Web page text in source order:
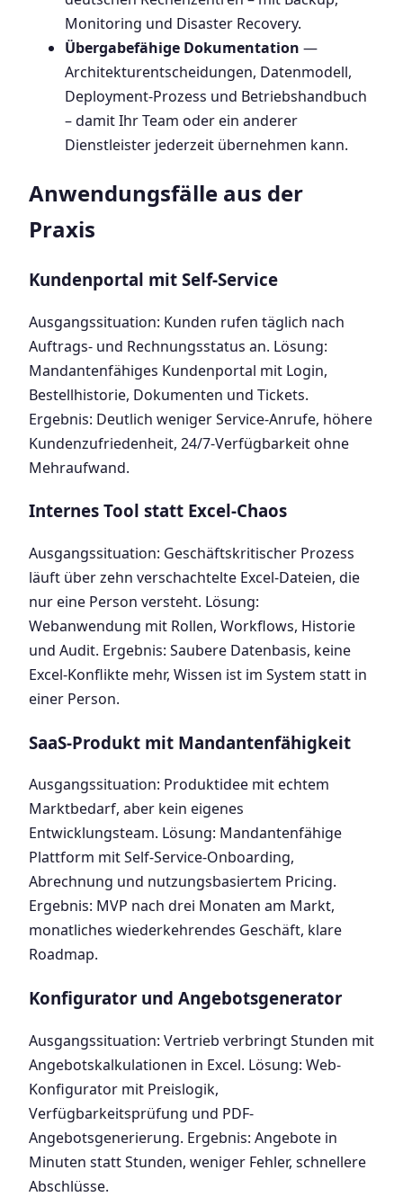
Monitoring und Disaster Recovery.
Übergabefähige Dokumentation —
Architekturentscheidungen, Datenmodell,
Deployment-Prozess und Betriebshandbuch
– damit Ihr Team oder ein anderer
Dienstleister jederzeit übernehmen kann.
Anwendungsfälle aus der
Praxis
Kundenportal mit Self-Service
Ausgangssituation: Kunden rufen täglich nach
Auftrags- und Rechnungsstatus an. Lösung:
Mandantenfähiges Kundenportal mit Login,
Bestellhistorie, Dokumenten und Tickets.
Ergebnis: Deutlich weniger Service-Anrufe, höhere
Kundenzufriedenheit, 24/7-Verfügbarkeit ohne
Mehraufwand.
Internes Tool statt Excel-Chaos
Ausgangssituation: Geschäftskritischer Prozess
läuft über zehn verschachtelte Excel-Dateien, die
nur eine Person versteht. Lösung:
Webanwendung mit Rollen, Workflows, Historie
und Audit. Ergebnis: Saubere Datenbasis, keine
Excel-Konflikte mehr, Wissen ist im System statt in
einer Person.
SaaS-Produkt mit Mandantenfähigkeit
Ausgangssituation: Produktidee mit echtem
Marktbedarf, aber kein eigenes
Entwicklungsteam. Lösung: Mandantenfähige
Plattform mit Self-Service-Onboarding,
Abrechnung und nutzungsbasiertem Pricing.
Ergebnis: MVP nach drei Monaten am Markt,
monatliches wiederkehrendes Geschäft, klare
Roadmap.
Konfigurator und Angebotsgenerator
Ausgangssituation: Vertrieb verbringt Stunden mit
Angebotskalkulationen in Excel. Lösung: Web-
Konfigurator mit Preislogik,
Verfügbarkeitsprüfung und PDF-
Angebotsgenerierung. Ergebnis: Angebote in
Minuten statt Stunden, weniger Fehler, schnellere
Abschlüsse.